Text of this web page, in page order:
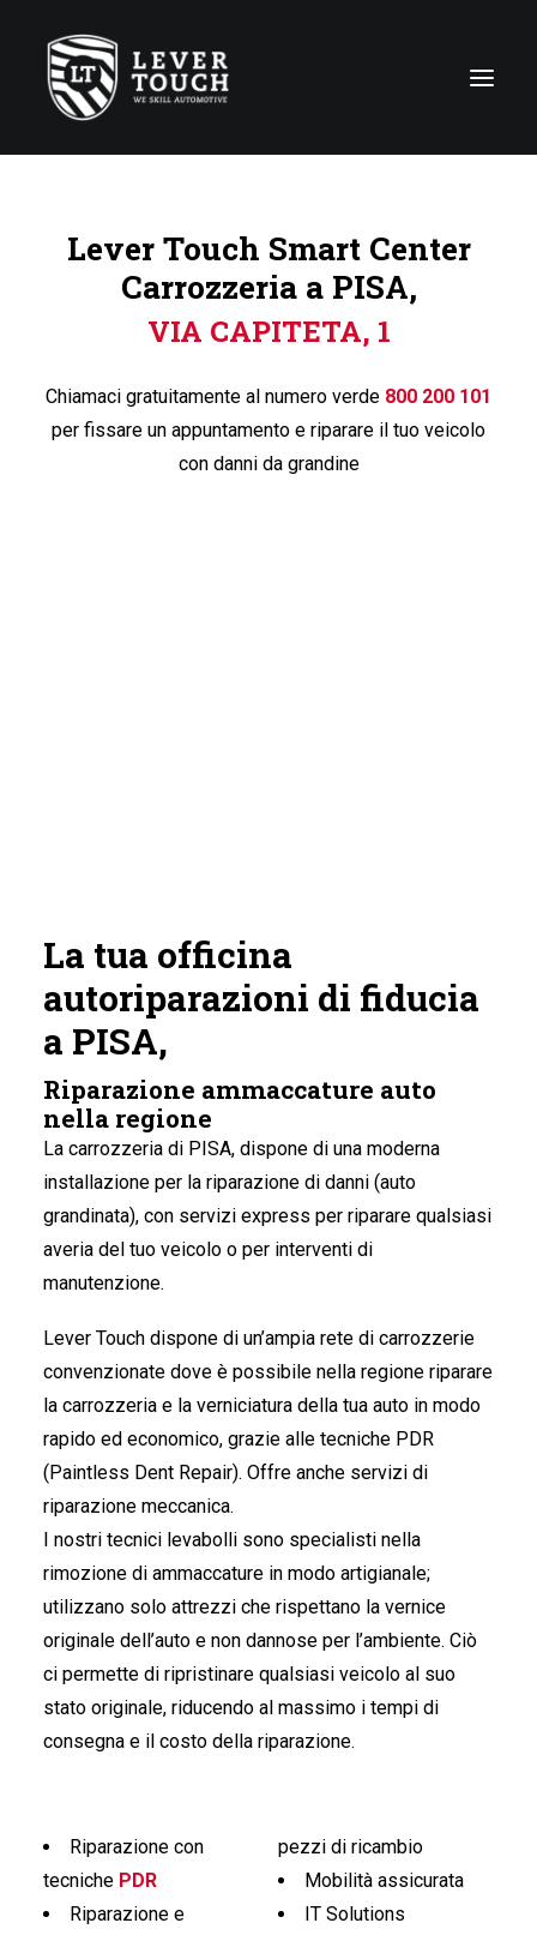
Linee di servizio
Carrozzerie
News
Contattaci
Lever Touch Smart Center
Carrozzeria a PISA,
VIA CAPITETA, 1
Chiamaci gratuitamente al numero verde 800 200 101
per fissare un appuntamento e riparare il tuo veicolo
con danni da grandine
La tua officina
autoriparazioni di fiducia
a PISA,
Riparazione ammaccature auto
nella regione
La carrozzeria di PISA, dispone di una moderna
installazione per la riparazione di danni (auto
grandinata), con servizi express per riparare qualsiasi
averia del tuo veicolo o per interventi di
manutenzione.
Lever Touch dispone di un’ampia rete di carrozzerie
convenzionate dove è possibile nella regione riparare
la carrozzeria e la verniciatura della tua auto in modo
rapido ed economico, grazie alle tecniche PDR
(Paintless Dent Repair). Offre anche servizi di
riparazione meccanica.
I nostri tecnici levabolli sono specialisti nella
rimozione di ammaccature in modo artigianale;
utilizzano solo attrezzi che rispettano la vernice
originale dell’auto e non dannose per l’ambiente. Ciò
ci permette di ripristinare qualsiasi veicolo al suo
stato originale, riducendo al massimo i tempi di
consegna e il costo della riparazione.
Riparazione con
tecniche PDR
Riparazione e
pezzi di ricambio
Mobilità assicurata
IT Solutions